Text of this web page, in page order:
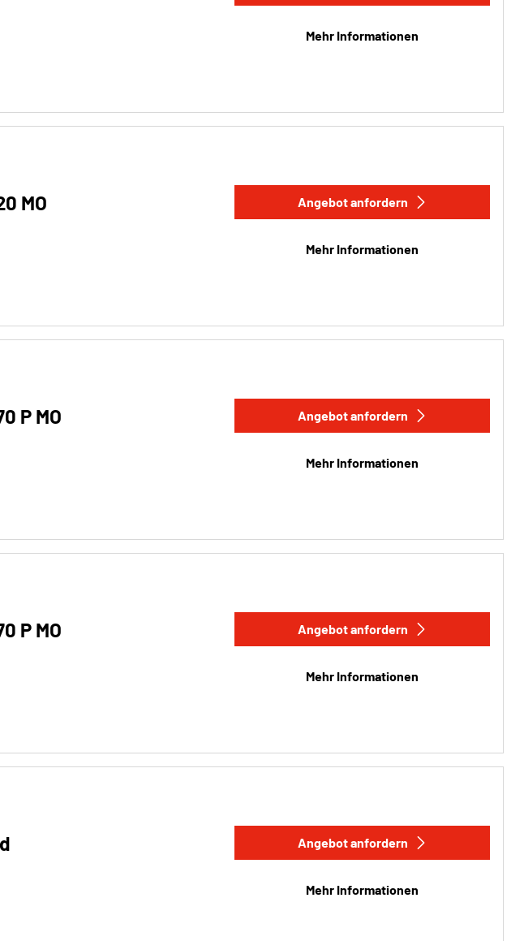
Mehr Informationen
MO Angebot anfordern
Mehr Informationen
P MO Angebot anfordern
Mehr Informationen
P MO Angebot anfordern
Mehr Informationen
Angebot anfordern
Mehr Informationen